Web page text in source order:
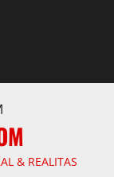
& REALITAS